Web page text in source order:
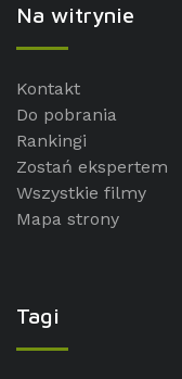
Na witrynie
Kontakt
Do pobrania
Rankingi
Zostań ekspertem
Wszystkie filmy
Mapa strony
Tagi